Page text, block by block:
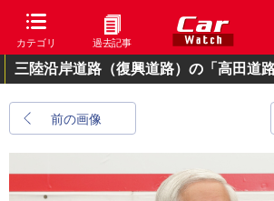
カテゴリ 過去記事
三陸沿岸道路（復興道路）の「高田道
前の画像